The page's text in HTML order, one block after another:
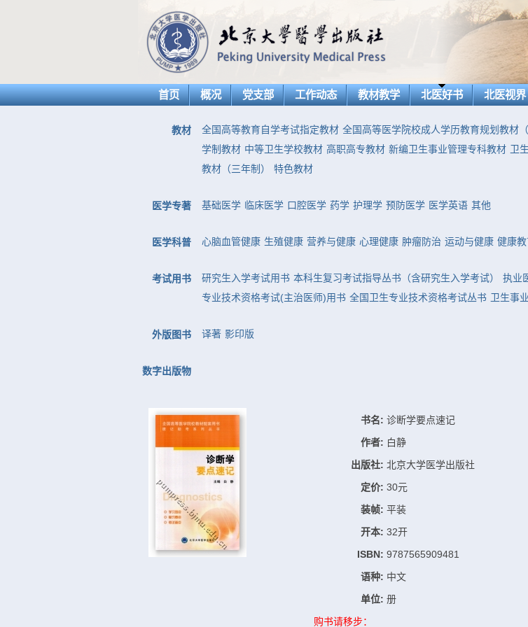
首页 概况 党支部 工作动态 教材教学 北医好书 北医视界
教材 全国高等教育自学考试指定教材 全国高等医学院校成人学历教育规划教材（
学制教材 中等卫生学校教材 高职高专教材 新编卫生事业管理专科教材 卫
教材（三年制）
特色教材
医学专著 基础医学 临床医学 口腔医学 药学 护理学 预防医学 医学英语 其他
医学科普 心脑血管健康 生殖健康 营养与健康 心理健康 肿瘤防治 运动与健康 健康
考试用书 研究生入学考试用书 本科生复习考试指导丛书（含研究生入学考试） 执业
专业技术资格考试(主治医师)用书 全国卫生专业技术资格考试丛书 卫生事
外版图书 译著 影印版
数字出版物
书名: 诊断学要点速记
作者: 白静
出版社: 北京大学医学出版社
定价: 30元
装帧: 平装
开本: 32开
ISBN: 9787565909481
语种: 中文
单位: 册
购书请移步：